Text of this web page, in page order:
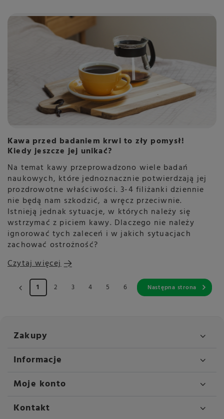
Kawa przed badaniem krwi to zły pomysł!
Kiedy jeszcze jej unikać?
Na temat kawy przeprowadzono wiele badań
naukowych, które jednoznacznie potwierdzają jej
prozdrowotne właściwości. 3-4 filiżanki dziennie
nie będą nam szkodzić, a wręcz przeciwnie.
Istnieją jednak sytuacje, w których należy się
wstrzymać z piciem kawy. Dlaczego nie należy
ignorować tych zaleceń i w jakich sytuacjach
zachować ostrożność?
Czytaj więcej
1 2 3 4 5 6 Następna strona
Zakupy
Informacje
Moje konto
Kontakt